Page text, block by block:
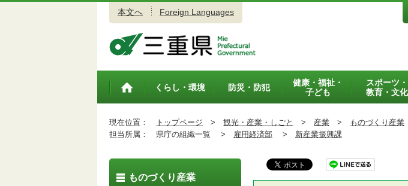
本文へ Foreign Languages
トップペ
くらし・環境 防災・防犯
健康・福祉・
子ども
スポーツ・
教育・文化
現在位置： トップページ > 観光・産業・しごと > 産業 > ものづくり産業
担当所属：
県庁の組織一覧 > 雇用経済部 > 新産業振興課
ものづくり産業